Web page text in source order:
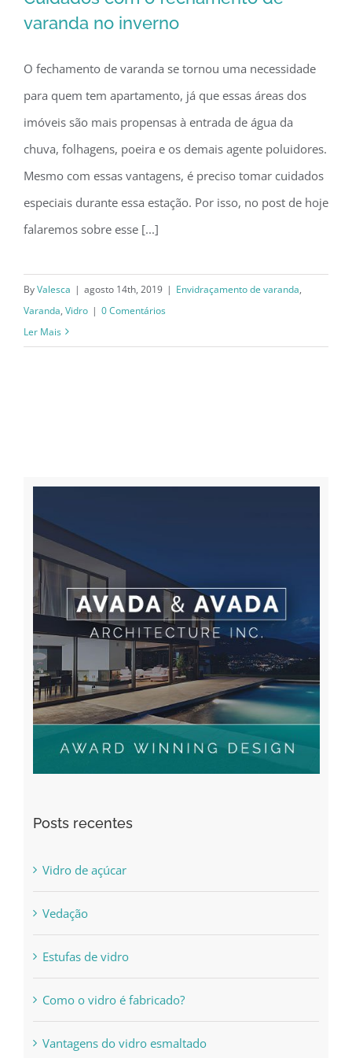
Cuidados com o fechamento de
varanda no inverno
varanda no inverno
O fechamento de varanda se tornou uma necessidade
para quem tem apartamento, já que essas áreas dos
imóveis são mais propensas à entrada de água da
chuva, folhagens, poeira e os demais agente poluidores.
Mesmo com essas vantagens, é preciso tomar cuidados
especiais durante essa estação. Por isso, no post de hoje
falaremos sobre esse [...]
ByValesca | agosto 14th, 2019 | Envidraçamento de varanda,
Varanda, Vidro | 0 Comentários
Ler Mais
Posts recentes
Vidro de açúcar
Vedação
Estufas de vidro
Como o vidro é fabricado?
Vantagens do vidro esmaltado